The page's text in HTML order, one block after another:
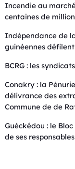
Incendie au
centaines de
Indépendance de
guinéennes
BCRG : les
Conakry : la
délivrance des
Commune de de
Guéckédou : le
de ses